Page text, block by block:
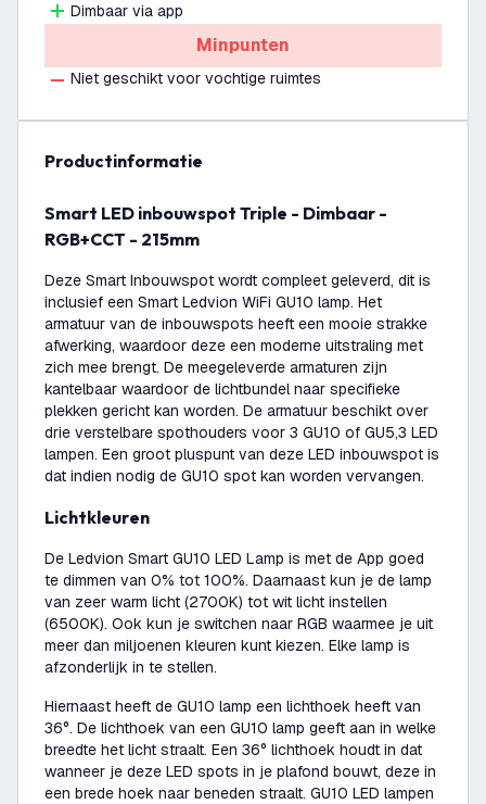
Dimbaar via app
Minpunten
Niet geschikt voor vochtige ruimtes
productinformatie
Smart LED inbouwspot Triple - Dimbaar -
RGB+CCT - 215mm
Deze Smart Inbouwspot wordt compleet geleverd, dit is
inclusief een Smart Ledvion WiFi GU10 lamp. Het
armatuur van de inbouwspots heeft een mooie strakke
afwerking, waardoor deze een moderne uitstraling met
zich mee brengt. De meegeleverde armaturen zijn
kantelbaar waardoor de lichtbundel naar specifieke
plekken gericht kan worden. De armatuur beschikt over
drie verstelbare spothouders voor 3 GU10 of GU5,3 LED
lampen. Een groot pluspunt van deze LED inbouwspot is
dat indien nodig de GU10 spot kan worden vervangen.
Lichtkleuren
De Ledvion Smart GU10 LED Lamp is met de App goed
te dimmen van 0% tot 100%. Daarnaast kun je de lamp
van zeer warm licht (2700K) tot wit licht instellen
(6500K). Ook kun je switchen naar RGB waarmee je uit
meer dan miljoenen kleuren kunt kiezen. Elke lamp is
afzonderlijk in te stellen.
Hiernaast heeft de GU10 lamp een lichthoek heeft van
36°. De lichthoek van een GU10 lamp geeft aan in welke
breedte het licht straalt. Een 36° lichthoek houdt in dat
wanneer je deze LED spots in je plafond bouwt, deze in
een brede hoek naar beneden straalt. GU10 LED lampen